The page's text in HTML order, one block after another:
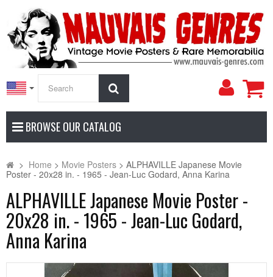
My
BROWSE OUR CATALOG
> Home > Movie Posters > ALPHAVILLE Japanese Movie
Poster - 20x28 in. - 1965 - Jean-Luc Godard, Anna Karina
ALPHAVILLE Japanese Movie Poster -
20x28 in. - 1965 - Jean-Luc Godard,
Anna Karina